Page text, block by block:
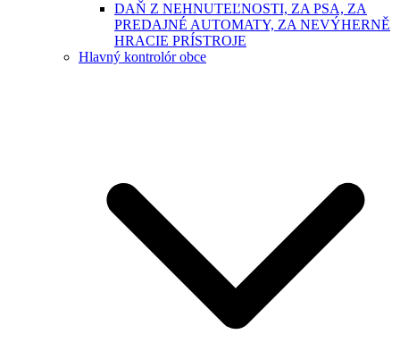
DAŇ Z NEHNUTEĽNOSTI, ZA PSA, ZA
PREDAJNÉ AUTOMATY, ZA NEVÝHERNĚ
HRACIE PRÍSTROJE
Hlavný kontrolór obce